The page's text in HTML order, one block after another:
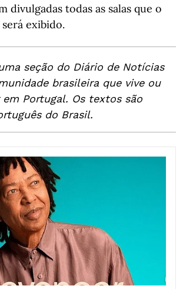
divulgadas todas as salas que o
exibido.
seção do Diário de Notícias
brasileira que vive ou
Portugal. Os textos são
do Brasil.